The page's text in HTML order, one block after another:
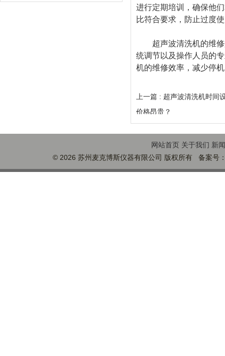
进行定期培训，确保他
比符合要求，防止过度
超声波清洗机的维修
统调节以及操作人员的
机的维修效率，减少停
上一篇 : 超声波清洗机时间
价格昂贵？
网站首页 关于我们 新
© 2026 苏州麦克博斯仪器有限公司 版权所有 备案号